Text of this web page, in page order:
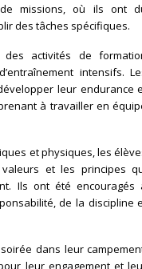
missions, où ils ont
des tâches spécifiques.
activités de
intensifs.
leur endurance
à travailler en
et physiques, les
et les principes
Ils ont été encouragés
de la discipline
dans leur
leur engagement et